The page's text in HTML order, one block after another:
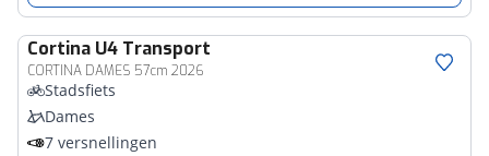
Cortina U4 Transport
CORTINA DAMES 57cm 2026
Stadsfiets
Dames
7 versnellingen